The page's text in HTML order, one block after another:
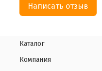
Написать отзыв
Каталог
Компания